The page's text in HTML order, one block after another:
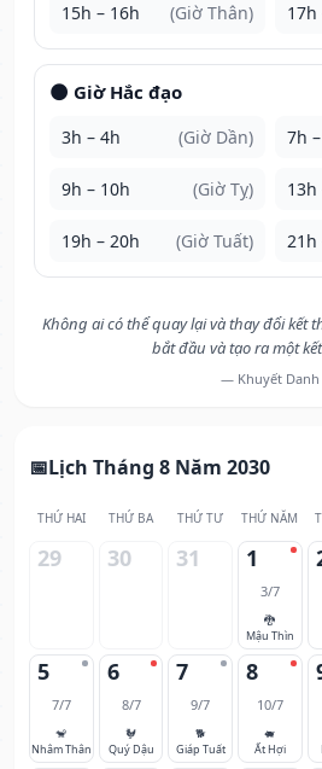
15h – 16h (Giờ Thân) 17h
🌑 Giờ Hắc đạo
3h – 4h (Giờ Dần) 7h
9h – 10h (Giờ Tỵ) 13h
19h – 20h (Giờ Tuất) 21h
Không ai có thể quay lại và thay đổi kết
bắt đầu và tạo ra một
— Khuyết Danh
Lịch Tháng 8 Năm 2030
THỨ HAI THỨ BA THỨ TƯ THỨ NĂM
29 30 31 1
3/7
🐉
Mậu Thìn
5
7/7
🐒
Nhâm Thân
6
8/7
🐓
Quý Dậu
7
9/7
🐕
Giáp Tuất
8
10/7
🐖
Ất Hợi